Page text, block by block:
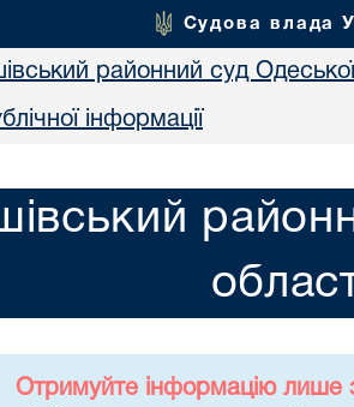
Судова влада
районний суд Одеської
інформації
Отримуйте інформацію лише